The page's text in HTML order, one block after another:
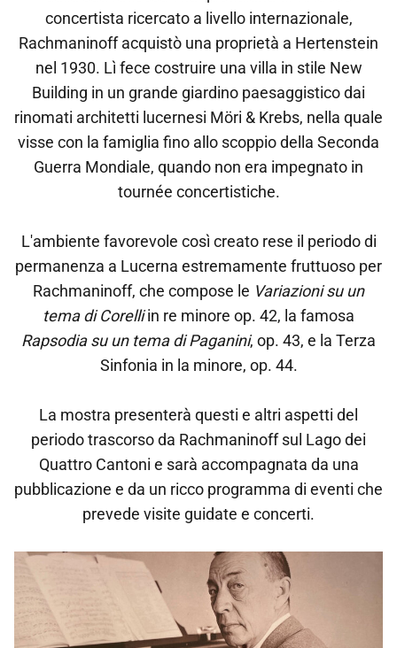
concertista ricercato a livello internazionale,
Rachmaninoff acquistò una proprietà a Hertenstein
nel 1930. Lì fece costruire una villa in stile New
Building in un grande giardino paesaggistico dai
rinomati architetti lucernesi Möri & Krebs, nella quale
visse con la famiglia fino allo scoppio della Seconda
Guerra Mondiale, quando non era impegnato in
tournée concertistiche.
L'ambiente favorevole così creato rese il periodo di
permanenza a Lucerna estremamente fruttuoso per
Rachmaninoff, che compose le Variazioni su un
tema di Corelliin re minore op. 42, la famosa
Rapsodia su un tema di Paganini, op. 43, e la Terza
Sinfonia in la minore, op. 44.
La mostra presenterà questi e altri aspetti del
periodo trascorso da Rachmaninoff sul Lago dei
Quattro Cantoni e sarà accompagnata da una
pubblicazione e da un ricco programma di eventi che
prevede visite guidate e concerti.